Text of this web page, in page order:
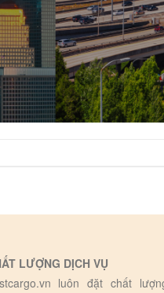
LƯỢNG DỊCH VỤ
luôn đặt chất